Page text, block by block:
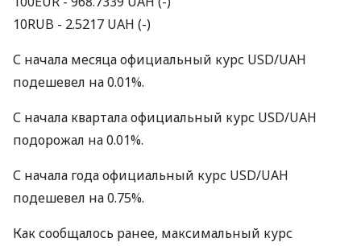
10RUB - 2.5217 UAH (-)
С начала месяца официальный курс USD/UAH
подешевел на 0.01%.
С начала квартала официальный курс USD/UAH
подорожал на 0.01%.
С начала года официальный курс USD/UAH
подешевел на 0.75%.
Как сообщалось ранее, максимальный курс